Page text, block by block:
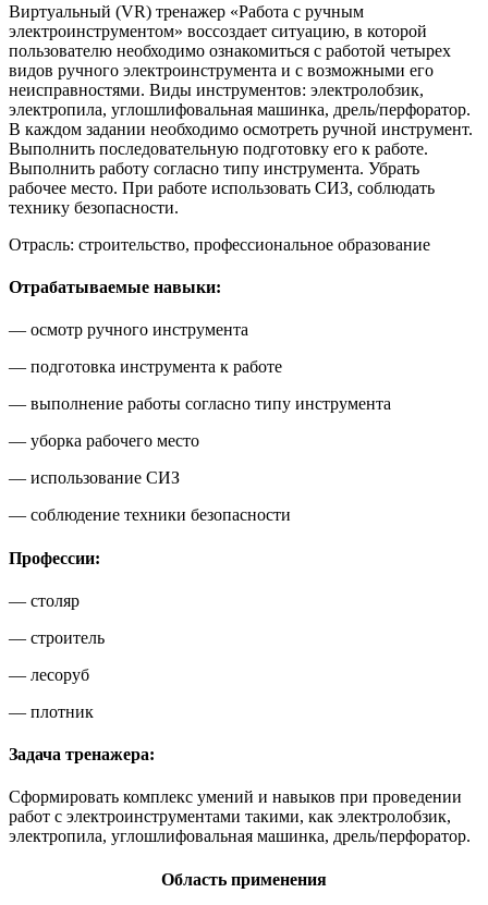
Виртуальный (VR) тренажер «Работа с ручным
электроинструментом» воссоздает ситуацию, в которой
пользователю необходимо ознакомиться с работой четырех
видов ручного электроинструмента и с возможными его
неисправностями. Виды инструментов: электролобзик,
электропила, углошлифовальная машинка, дрель/перфоратор.
В каждом задании необходимо осмотреть ручной инструмент.
Выполнить последовательную подготовку его к работе.
Выполнить работу согласно типу инструмента. Убрать
рабочее место. При работе использовать СИЗ, соблюдать
технику безопасности.
Отрасль: строительство, профессиональное образование
Отрабатываемые навыки:
— осмотр ручного инструмента
— подготовка инструмента к работе
— выполнение работы согласно типу инструмента
— уборка рабочего место
— использование СИЗ
— соблюдение техники безопасности
Профессии:
— столяр
— строитель
— лесоруб
— плотник
Задача тренажера:
Сформировать комплекс умений и навыков при проведении
работ с электроинструментами такими, как электролобзик,
электропила, углошлифовальная машинка, дрель/перфоратор.
Область применения